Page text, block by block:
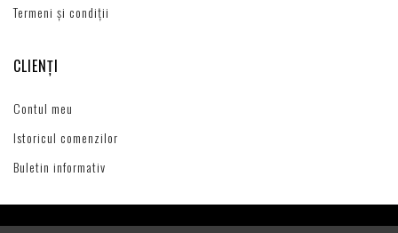
Termeni și condiții
CLIENȚI
Contul meu
Istoricul comenzilor
Buletin informativ